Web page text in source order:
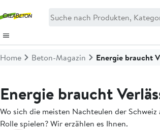
Home Beton-Magazin Energie braucht
Energie braucht
Wo sich die meisten Nachteulen der
Rolle spielen? Wir erzählen es Ihnen.